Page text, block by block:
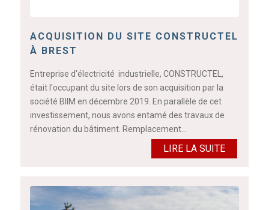
ACQUISITION DU SITE CONSTRUCTEL
À BREST
Entreprise d'électricité industrielle, CONSTRUCTEL,
était l'occupant du site lors de son acquisition par la
société BIIM en décembre 2019. En parallèle de cet
investissement, nous avons entamé des travaux de
rénovation du bâtiment. Remplacement…
LIRE LA SUITE